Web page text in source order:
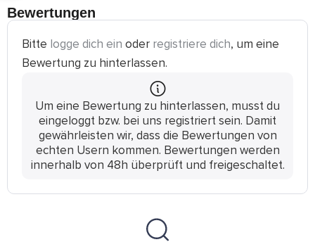
Bewertungen
Bitte logge dich ein oder registriere dich, um eine
Bewertung zu hinterlassen.
Um eine Bewertung zu hinterlassen, musst du
eingeloggt bzw. bei uns registriert sein. Damit
gewährleisten wir, dass die Bewertungen von
echten Usern kommen. Bewertungen werden
innerhalb von 48h überprüft und freigeschaltet.